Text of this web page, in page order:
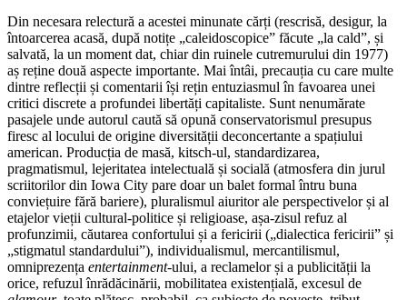
Din necesara relectură a acestei minunate cărți (rescrisă, desigur, la
întoarcerea acasă, după notițe „caleidoscopice” făcute „la cald”, și
salvată, la un moment dat, chiar din ruinele cutremurului din 1977)
aș reține două aspecte importante. Mai întâi, precauția cu care multe
dintre reflecții și comentarii își rețin entuziasmul în favoarea unei
critici discrete a profundei libertăți capitaliste. Sunt nenumărate
pasajele unde autorul caută să opună conservatorismul presupus
firesc al locului de origine diversității deconcertante a spațiului
american. Producția de masă, kitsch-ul, standardizarea,
pragmatismul, lejeritatea intelectuală și socială (atmosfera din jurul
scriitorilor din Iowa City pare doar un balet formal întru buna
conviețuire fără bariere), pluralismul aiuritor ale perspectivelor și al
etajelor vieții cultural-politice și religioase, așa-zisul refuz al
profunzimii, căutarea confortului și a fericirii („dialectica fericirii” și
„stigmatul standardului”), individualismul, mercantilismul,
omniprezența entertainment-ului, a reclamelor și a publicității la
orice, refuzul înrădăcinării, mobilitatea existențială, excesul de